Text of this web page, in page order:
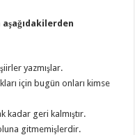
yazmışlar.
için bugün onları kimse
kadar geri kalmıştır.
gitmemişlerdir.